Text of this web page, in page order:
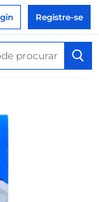
Registre-se